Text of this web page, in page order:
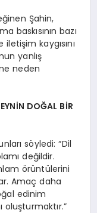
Şahin,
baskısının bazı
kaygısını
yanlış
neden
DOĞAL BİR
söyledi: “Dil
değildir.
örüntülerini
Amaç daha
edinim
oluşturmaktır.”